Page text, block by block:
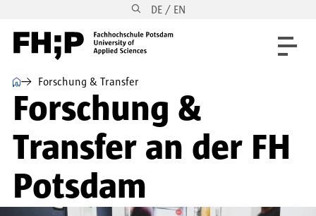
Direkt zur Hauptnavigation DE / EN
⌂ Forschung & Transfer
Forschung &
Transfer an der FH
Potsdam